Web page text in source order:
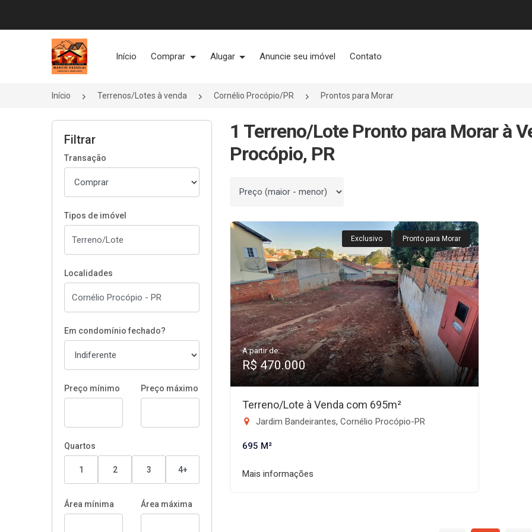
Página inicial
Início Comprar Alugar Anuncie seu imóvel Contato
Início Terrenos/Lotes à venda Cornélio Procópio/PR Prontos para Morar
Filtrar
Transação
Tipos de imóvel
Localidades
Em condomínio fechado?
Preço mínimo Preço máximo
Quartos
1 2 3 4+
Área mínima Área máxima
1 Terreno/Lote Pronto para Morar à
Procópio, PR
Ordenar por
Exclusivo Pronto para Morar
A partir de:
R$ 470.000
Terreno/Lote à Venda com 695m²
Jardim Bandeirantes, Cornélio Procópio-PR
695 M²
Mais informações